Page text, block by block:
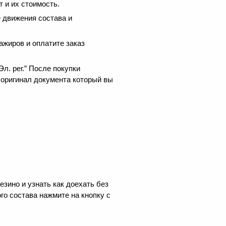
и их стоимость.
состава и
и оплатите заказ
рег.” После покупки
документа который вы
и узнать как доехать без
состава нажмите на кнопку с